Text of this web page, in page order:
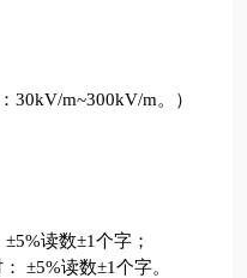
30kV/m~300kV/m。）
读数±1个字；
±5%读数±1个字。